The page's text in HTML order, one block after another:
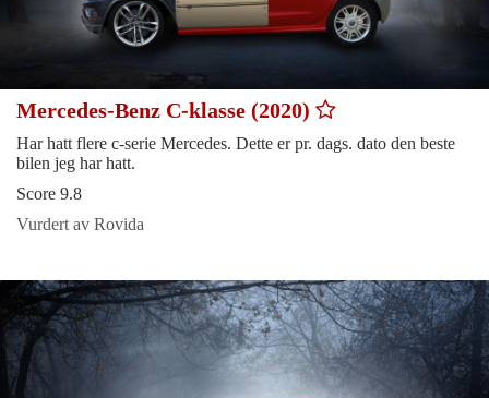
Mercedes-Benz C-klasse (2020)
Har hatt flere c-serie Mercedes. Dette er pr. dags. dato den beste
bilen jeg har hatt.
Score 9.8
Vurdert av Rovida